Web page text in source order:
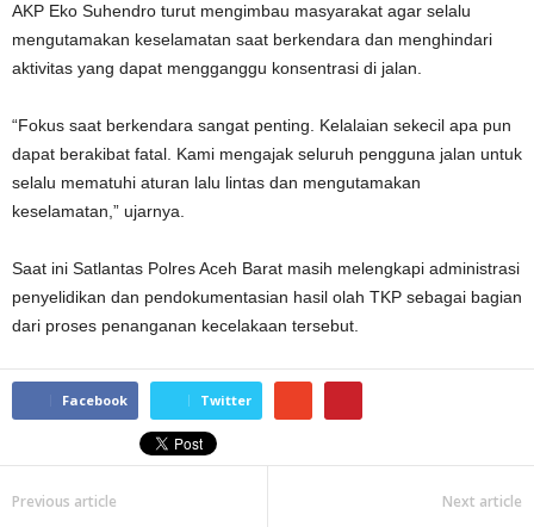
AKP Eko Suhendro turut mengimbau masyarakat agar selalu
mengutamakan keselamatan saat berkendara dan menghindari
aktivitas yang dapat mengganggu konsentrasi di jalan.
“Fokus saat berkendara sangat penting. Kelalaian sekecil apa pun
dapat berakibat fatal. Kami mengajak seluruh pengguna jalan untuk
selalu mematuhi aturan lalu lintas dan mengutamakan
keselamatan,” ujarnya.
Saat ini Satlantas Polres Aceh Barat masih melengkapi administrasi
penyelidikan dan pendokumentasian hasil olah TKP sebagai bagian
dari proses penanganan kecelakaan tersebut.
Facebook Twitter
Previous article Next article